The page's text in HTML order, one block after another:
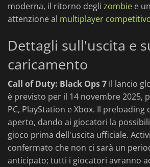
moderna, il ritorno degli zombie e
attenzione al multiplayer
Dettagli sull'uscita e
caricamento
Call of Duty: Black Ops 7 Il lancio
è previsto per il 14 novembre 2025,
PC, PlayStation e Xbox. Il preloading
aperto, dando ai giocatori la
gioco prima dell'uscita ufficiale.
confermato che non ci sarà un
anticipato; tutti i giocatori avranno